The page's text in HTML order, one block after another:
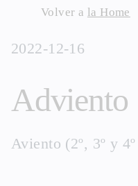
content
Volver a la Home
2022-12-16
Adviento
Aviento (2º, 3º y